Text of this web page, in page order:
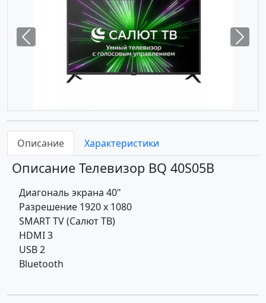
Previous Next
Описание Характеристики
Описание Телевизор BQ 40S05B
Диагональ экрана 40"
Разрешение 1920 x 1080
SMART TV (Салют ТВ)
HDMI 3
USB 2
Bluetooth